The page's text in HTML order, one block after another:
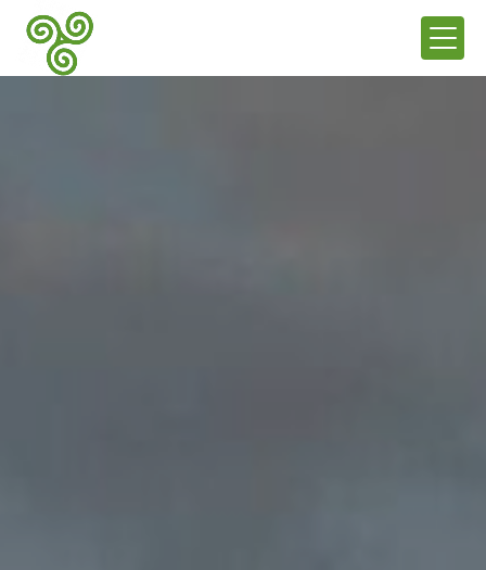
Panneau de gestion des cookies